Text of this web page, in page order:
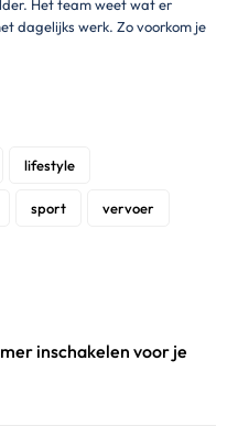
Het team weet wat er
dagelijks werk. Zo voorkom je
lifestyle
sport vervoer
inschakelen voor je